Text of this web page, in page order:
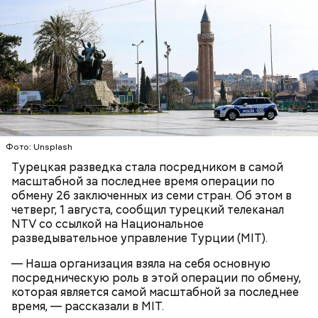
Фото: Unsplash
Турецкая разведка стала посредником в самой
масштабной за последнее время операции по
обмену 26 заключенных из семи стран. Об этом в
четверг, 1 августа, сообщил турецкий телеканал
NTV со ссылкой на Национальное
разведывательное управление Турции (MIT).
— Наша организация взяла на себя основную
посредническую роль в этой операции по обмену,
которая является самой масштабной за последнее
время, — рассказали в MIT.
Он также уточнил, что у человека крайне мало
шансов выжить, если он окажется на пути у акулы.
Ни один метод и способ защиты или обороны в
стрессовой ситуации не помогает, ведь у морского
обитателя больше преимуществ в воде как по
выносливости, так и по силе.
— Таких деревень много, их 95 в заповеднике. Это
вообще отдельный объект исследования, —
заметил он.
Также специалист отметил, что часы Судного дня
помогают больше людей привлечь к проблемам
глобального потепления, климатических изменений
и природных последствий войн.